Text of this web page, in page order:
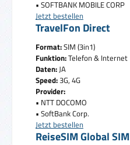
• SOFTBANK MOBILE CORP
Jetzt bestellen
TravelFon Direct
Format:SIM (3in1)
Funktion:Telefon & Internet
Daten: JA
Speed:3G, 4G
Provider:
• NTT DOCOMO
• SoftBank Corp.
Jetzt bestellen
ReiseSIM Global SIM